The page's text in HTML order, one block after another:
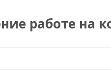
работе на